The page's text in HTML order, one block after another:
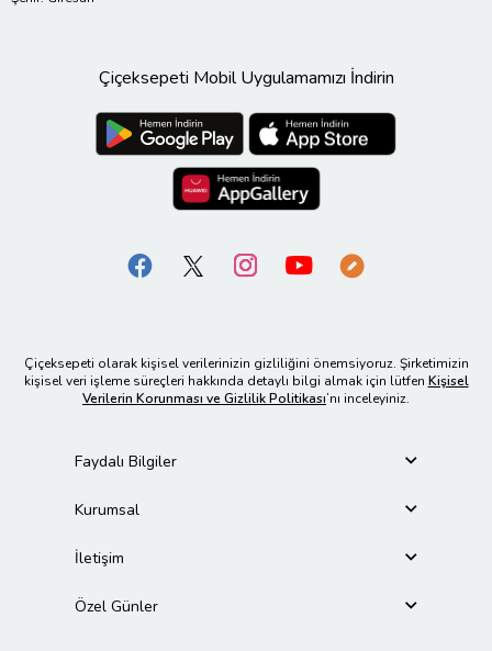
Çiçeksepeti Mobil Uygulamamızı İndirin
Çiçeksepeti olarak kişisel verilerinizin gizliliğini önemsiyoruz. Şirketimizin
kişisel veri işleme süreçleri hakkında detaylı bilgi almak için lütfen Kişisel
Verilerin Korunması ve Gizlilik Politikası’nı inceleyiniz.
Faydalı Bilgiler
Kurumsal
İletişim
Özel Günler